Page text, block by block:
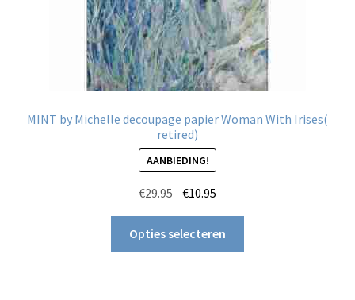
MINT by Michelle decoupage papier Woman With Irises(
retired)
AANBIEDING!
€29.95 Oorspronkelijke
was:
€29.95.
€10.95
is:
€10.95.
Opties selecteren